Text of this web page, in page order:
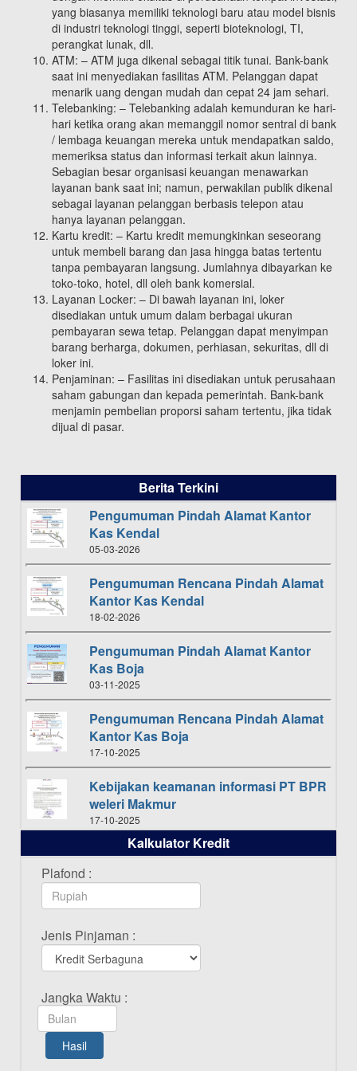
yang biasanya memiliki teknologi baru atau model bisnis
di industri teknologi tinggi, seperti bioteknologi, TI,
perangkat lunak, dll.
ATM: – ATM juga dikenal sebagai titik tunai. Bank-bank
saat ini menyediakan fasilitas ATM. Pelanggan dapat
menarik uang dengan mudah dan cepat 24 jam sehari.
Telebanking: – Telebanking adalah kemunduran ke hari-
hari ketika orang akan memanggil nomor sentral di bank
/ lembaga keuangan mereka untuk mendapatkan saldo,
memeriksa status dan informasi terkait akun lainnya.
Sebagian besar organisasi keuangan menawarkan
layanan bank saat ini; namun, perwakilan publik dikenal
sebagai layanan pelanggan berbasis telepon atau
hanya layanan pelanggan.
Kartu kredit: – Kartu kredit memungkinkan seseorang
untuk membeli barang dan jasa hingga batas tertentu
tanpa pembayaran langsung. Jumlahnya dibayarkan ke
toko-toko, hotel, dll oleh bank komersial.
Layanan Locker: – Di bawah layanan ini, loker
disediakan untuk umum dalam berbagai ukuran
pembayaran sewa tetap. Pelanggan dapat menyimpan
barang berharga, dokumen, perhiasan, sekuritas, dll di
loker ini.
Penjaminan: – Fasilitas ini disediakan untuk perusahaan
saham gabungan dan kepada pemerintah. Bank-bank
menjamin pembelian proporsi saham tertentu, jika tidak
dijual di pasar.
Berita Terkini
Pengumuman Pindah Alamat Kantor
Kas Kendal
05-03-2026
Pengumuman Rencana Pindah Alamat
Kantor Kas Kendal
18-02-2026
Pengumuman Pindah Alamat Kantor
Kas Boja
03-11-2025
Pengumuman Rencana Pindah Alamat
Kantor Kas Boja
17-10-2025
Kebijakan keamanan informasi PT BPR
weleri Makmur
17-10-2025
Daftar Pemenang Undian TAMASHA
Bulan Oktober 2025
16-10-2025
Bulan September 2025
20-09-2025
Daftar Pemenang Undian TAMASHA
Bulan Agustus 2025
Pengumuman Tutup Kantor Kantor
Kalkulator Kredit
Plafond :
Jenis Pinjaman :
Jangka Waktu :
Hasil